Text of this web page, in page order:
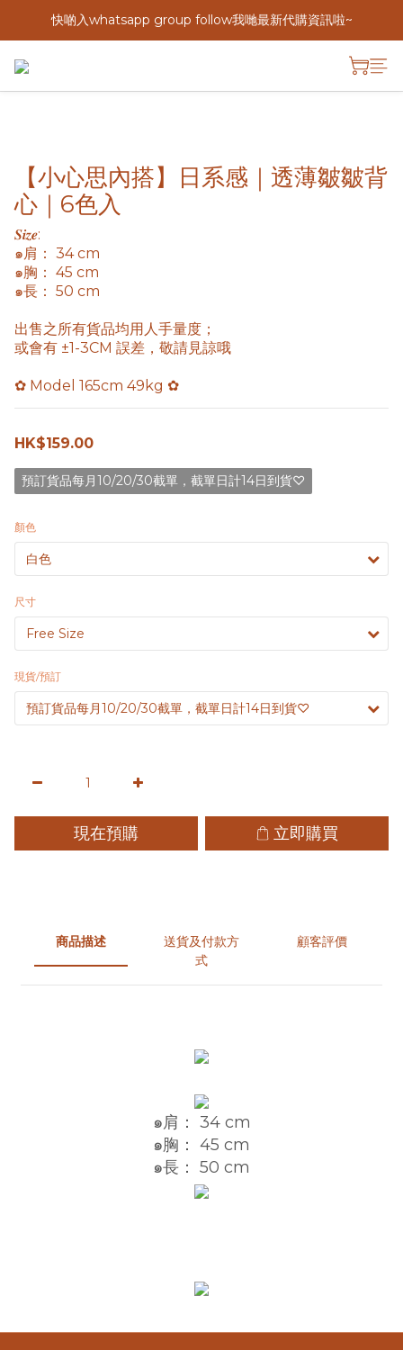
快啲入whatsapp group follow我哋最新代購資訊啦~
【小心思內搭】日系感｜透薄皺皺背
心｜6色入
𝑺𝒊𝒛𝒆:
๑肩： 34 cm
๑胸： 45 cm
๑長： 50 cm
出售之所有貨品均用人手量度；
或會有 ±1-3CM 誤差，敬請見諒哦
✿ Model 165cm 49kg ✿
HK$159.00
預訂貨品每月10/20/30截單，截單日計14日到貨♡
顏色
尺寸
現貨/預訂
現在預購 立即購買
商品描述
送貨及付款方
式
顧客評價
๑肩： 34 cm
๑胸： 45 cm
๑長： 50 cm